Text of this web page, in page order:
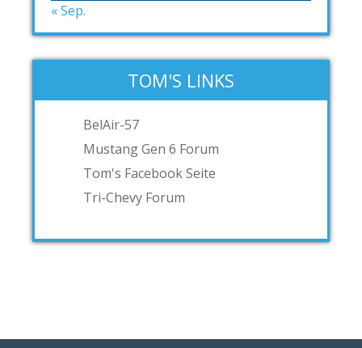
« Sep.
TOM'S LINKS
BelAir-57
Mustang Gen 6 Forum
Tom's Facebook Seite
Tri-Chevy Forum